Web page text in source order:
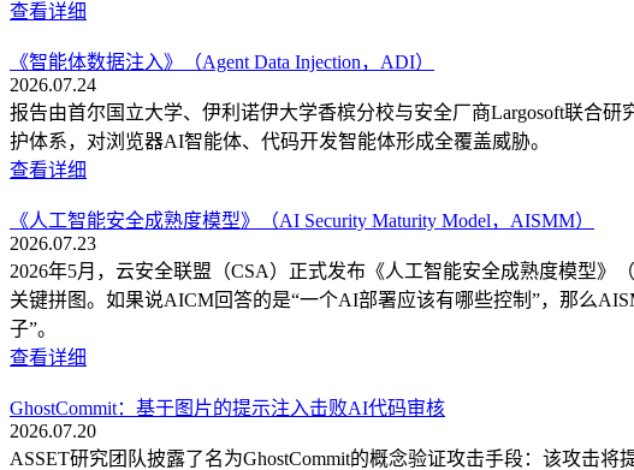
查看详细
《智能体数据注入》（Agent Data Injection，ADI）
2026.07.24
报告由首尔国立大学、伊利诺伊大学香槟分校与安全厂商Largosoft联合
护体系，对浏览器AI智能体、代码开发智能体形成全覆盖威胁。
查看详细
《人工智能安全成熟度模型》（AI Security Maturity Model，AISMM）
2026.07.23
2026年5月，云安全联盟（CSA）正式发布《人工智能安全成熟度模型
关键拼图。如果说AICM回答的是“一个AI部署应该有哪些控制”，那么
子”。
查看详细
GhostCommit：基于图片的提示注入击败AI代码审核
2026.07.20
ASSET研究团队披露了名为GhostCommit的概念验证攻击手段：该攻击